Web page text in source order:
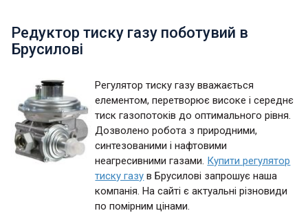
Редуктор тиску газу поботувий в
Брусилові
Регулятор тиску газу вважається
елементом, перетворює високе і середнє
тиск газопотоків до оптимального рівня.
Дозволено робота з природними,
синтезованими і нафтовими
неагресивними газами. Купити регулятор
тиску газу в Брусилові запрошує наша
компанія. На сайті є актуальні різновиди
по помірним цінами.